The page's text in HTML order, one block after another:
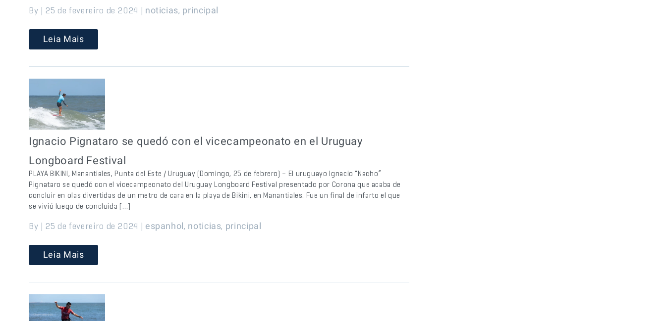
By | 25 de fevereiro de 2024 | noticias, principal
Leia Mais
Ignacio Pignataro se quedó con el vicecampeonato en el Uruguay
Longboard Festival
PLAYA BIKINI, Manantiales, Punta del Este / Uruguay (Domingo, 25 de febrero) – El uruguayo Ignacio “Nacho”
Pignataro se quedó con el vicecampeonato del Uruguay Longboard Festival presentado por Corona que acaba de
concluir en olas divertidas de un metro de cara en la playa de Bikini, en Manantiales. Fue un final de infarto el que
se vivió luego de concluida […]
By | 25 de fevereiro de 2024 | espanhol, noticias, principal
Leia Mais